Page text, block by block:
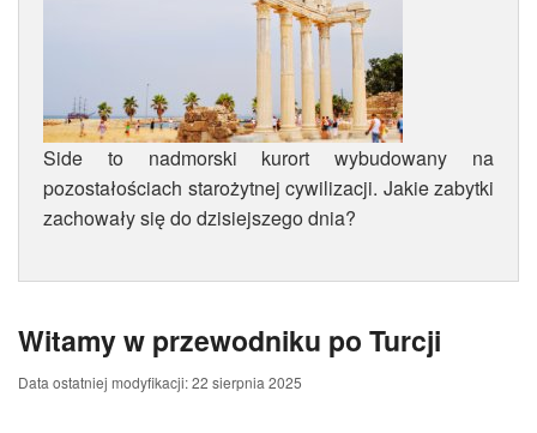
Side to nadmorski kurort wybudowany na
pozostałościach starożytnej cywilizacji. Jakie zabytki
zachowały się do dzisiejszego dnia?
Witamy w przewodniku po Turcji
Data ostatniej modyfikacji: 22 sierpnia 2025